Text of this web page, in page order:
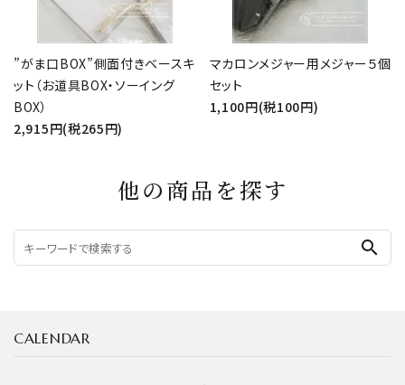
”がま口BOX”側面付きベースキ
ット（お道具BOX・ソーイング
BOX）
2,915円(税265円)
マカロンメジャー用メジャー５個
セット
1,100円(税100円)
他の商品を探す
search
CALENDAR